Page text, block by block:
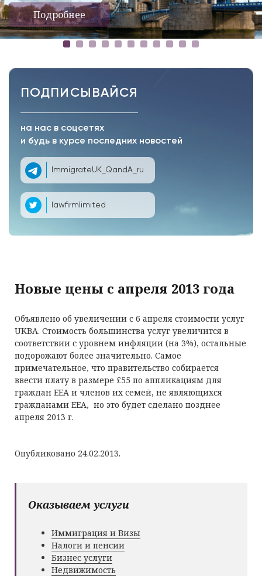
Подробнее
ПОДПИСЫВАЙСЯ
на нас в соцсетях
и будь в курсе последних новостей
ImmigrateUK_QandA_ru
lawfirmlimited
Новые цены с апреля 2013 года
Объявлено об увеличении с 6 апреля стоимости услуг
UKBA. Стоимость большинства услуг увеличится в
соответствии с уровнем инфляции (на 3%), остальные
подорожают более значительно. Самое
примечательное, что правительство собирается
ввести плату в размере £55 по аппликациям для
граждан ЕЕА и членов их семей, не являющихся
гражданами ЕЕА, но это будет сделано позднее
апреля 2013 г.
Опубликовано 24.02.2013.
Оказываем услуги
Иммиграция и Визы
Налоги и пенсии
Бизнес услуги
Недвижимость